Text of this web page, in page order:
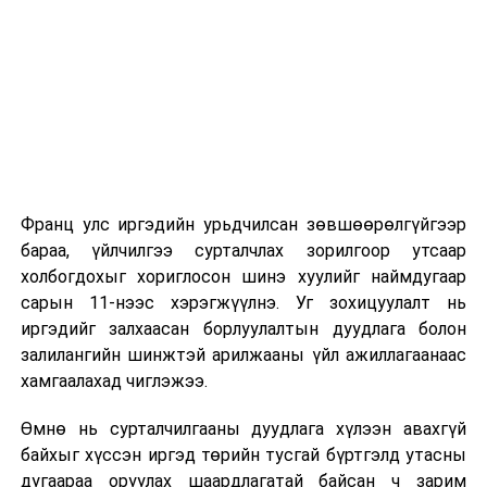
2026 оны 9 дүгээр сарын 13-наас оюутнуудыг
дотуур байранд оруулж эхэлнэ.
Сургууль, цэцэрлэгийн үйл ажиллагааны
зохицуулалт
2026 оны 8 дугаар сарын 17–28-ны өдрүүдэд
байранд элсэлт, бүртгэл болон бусад аливаа
арга хэмжээ зохион байгуулахгүй болно.
Франц улс иргэдийн урьдчилсан зөвшөөрөлгүйгээр
бараа, үйлчилгээ сурталчлах зорилгоор утсаар
холбогдохыг хориглосон шинэ хуулийг наймдугаар
сарын 11-нээс хэрэгжүүлнэ. Уг зохицуулалт нь
иргэдийг залхаасан борлуулалтын дуудлага болон
залилангийн шинжтэй арилжааны үйл ажиллагаанаас
хамгаалахад чиглэжээ.
Өмнө нь сурталчилгааны дуудлага хүлээн авахгүй
байхыг хүссэн иргэд төрийн тусгай бүртгэлд утасны
дугаараа оруулах шаардлагатай байсан ч зарим